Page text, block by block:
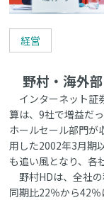
経営
野村・海外
インターネット証
算は、9社で増益だ
ホールセール部門が
用した2002年3月期
も追い風となり、各
野村HDは、全社
同期比22％から42